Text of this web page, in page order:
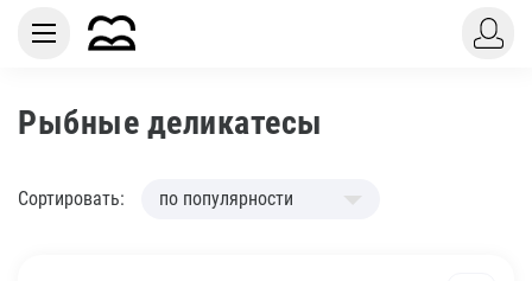
Рыбные деликатесы
Сортировать: по популярности